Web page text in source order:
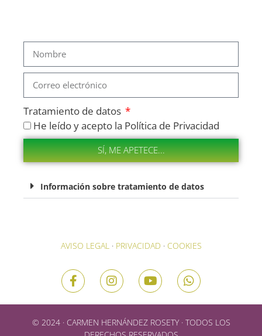
Tratamiento de datos
He leído y acepto la Política de Privacidad
SÍ, ME APETECE...
Información sobre tratamiento de datos
AVISO LEGAL · PRIVACIDAD · COOKIES
© 2024 · CARMEN HERNÁNDEZ ROSETY · TODOS LOS
Artículo añadido al carrito. FINALIZAR COMPRA